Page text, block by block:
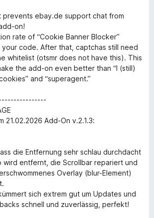
prevents ebay.de support chat from
on!
rate of “Cookie Banner Blocker”
code. After that, captchas still need
whitelist (otsmr does not have this). This
the add-on even better than “I (still)
and “superagent.”
21.02.2026 Add-On v.2.1.3:
die Entfernung sehr schlau durchdacht
wird entfernt, die Scrollbar repariert und
Overlay (blur-Element)
sich extrem gut um Updates und
schnell und zuverlässig, perfekt!